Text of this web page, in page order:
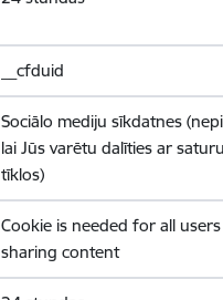
__cfduid
Sociālo mediju sīkdatnes
lai Jūs varētu dalīties ar
tīklos)
Cookie is needed for all
sharing content